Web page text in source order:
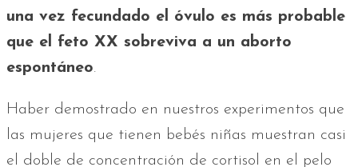
una vez fecundado el óvulo es más probable
que el feto XX sobreviva a un aborto
espontáneo.
Haber demostrado en nuestros experimentos que
las mujeres que tienen bebés niñas muestran casi
el doble de concentración de cortisol en el pelo